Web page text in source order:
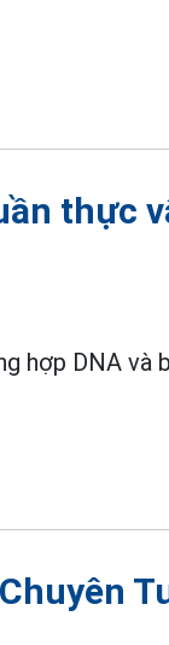
thực
hợp DNA và